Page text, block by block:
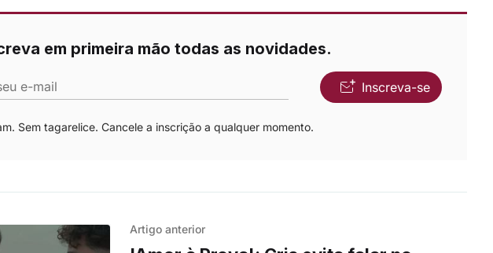
em primeira mão todas as novidades.
e-mail Inscreva-se
Sem tagarelice. Cancele a inscrição a qualquer momento.
Artigo anterior